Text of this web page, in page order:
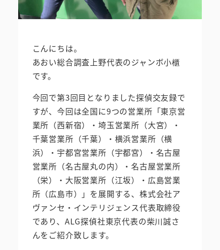
こんにちは。
あおい総合調査上野代表のジャンボ小櫃
です。
今回で第3回目となりました探偵交友録で
すが、今回は全国に9つの営業所「東京営
業所（西新宿）・埼玉営業所（大宮）・
千葉営業所（千葉）・横浜営業所（横
浜）・宇都宮営業所（宇都宮）・名古屋
営業所（名古屋丸の内）・名古屋営業所
（栄）・大阪営業所（江坂）・広島営業
所（広島市）」を展開する、株式会社ア
ヴァンセ・インテリジェンス代表取締役
であり、ALG探偵社東京代表の柴川誠さ
んをご紹介致します。